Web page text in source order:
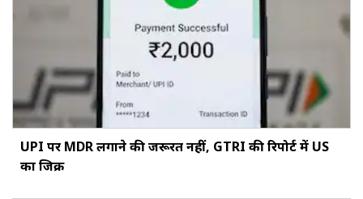
UPI पर MDR लगाने की जरूरत नहीं, GTRI की रिपोर्ट में US
का जिक्र